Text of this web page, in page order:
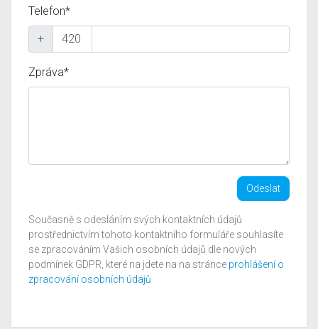
Telefon*
+
Zpráva*
Odeslat
Současně s odesláním svých kontaktních údajů
prostřednictvím tohoto kontaktního formuláře souhlasíte
se zpracováním Vašich osobních údajů dle nových
podmínek GDPR, které na jdete na na stránce prohlášení o
zpracování osobních údajů